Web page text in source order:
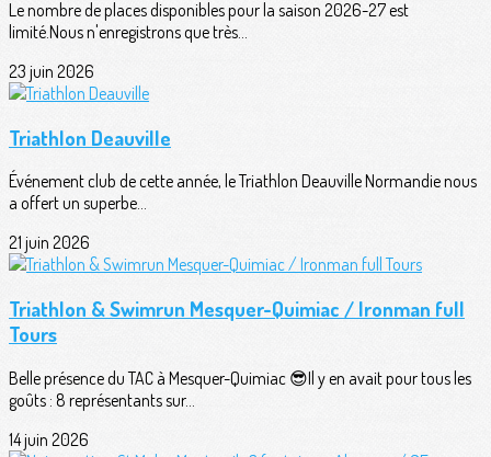
Le nombre de places disponibles pour la saison 2026-27 est
limité.Nous n'enregistrons que très...
23 juin 2026
Triathlon Deauville
Événement club de cette année, le Triathlon Deauville Normandie nous
a offert un superbe...
21 juin 2026
Triathlon & Swimrun Mesquer-Quimiac / Ironman full
Tours
Belle présence du TAC à Mesquer-Quimiac 😎Il y en avait pour tous les
goûts : 8 représentants sur...
14 juin 2026